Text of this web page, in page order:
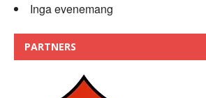
Inga evenemang
PARTNERS